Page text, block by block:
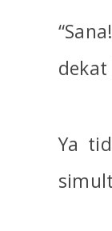
Ya